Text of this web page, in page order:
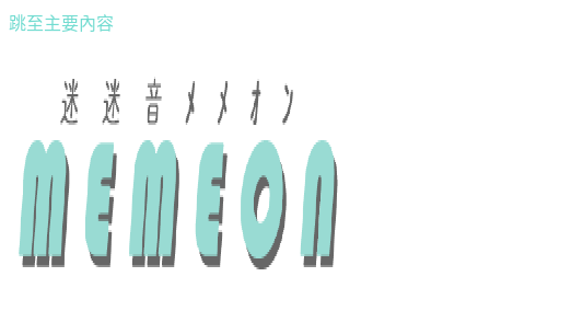
跳至主要內容